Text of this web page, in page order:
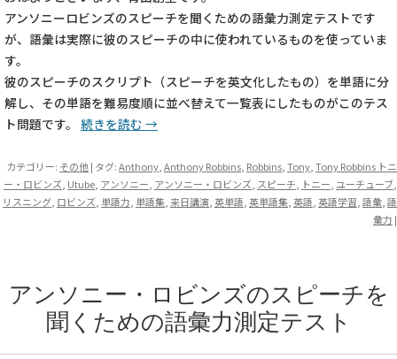
アンソニーロビンズのスピーチを聞くための語彙力測定テストです
が、語彙は実際に彼のスピーチの中に使われているものを使っていま
す。
彼のスピーチのスクリプト（スピーチを英文化したもの）を単語に分
解し、その単語を難易度順に並べ替えて一覧表にしたものがこのテス
ト問題です。 続きを読む →
カテゴリー: その他| タグ:Anthony,Anthony Robbins, Robbins,Tony,Tony Robbins トニ
ー・ロビンズ, Utube, アンソニー, アンソニー・ロビンズ, スピーチ, トニー, ユーチューブ,
リスニング, ロビンズ,単語力,単語集,来日講演,英単語,英単語集,英語,英語学習,語彙,語
彙力 |
アンソニー・ロビンズのスピーチを
聞くための語彙力測定テスト